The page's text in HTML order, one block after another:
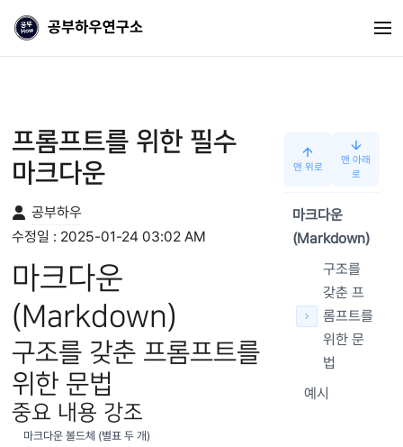
프롬프트를 위한 필수
마크다운
공부하우
수정일 : 2025-01-24 03:02 AM
마크다운
(Markdown)
구조를 갖춘 프롬프트를
위한 문법
중요 내용 강조
마크다운 볼드체 (별표 두 개)
맨 위로
맨 아래
로
마크다운
(Markdown)
구조를
갖춘 프
롬프트를
위한 문
법
예시